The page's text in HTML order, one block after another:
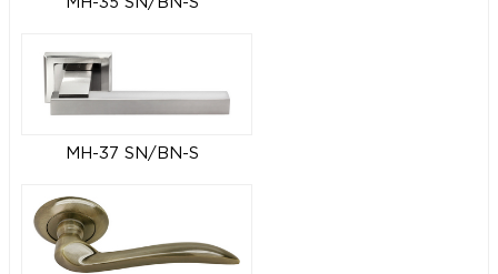
MH-35 SN/BN-S
MH-37 SN/BN-S